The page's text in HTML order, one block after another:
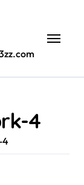
4
4